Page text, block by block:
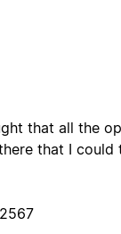
that all the
that I could